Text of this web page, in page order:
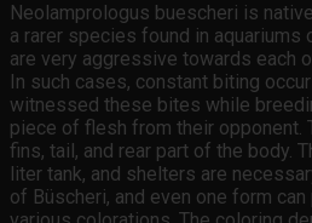
Neolamprologus buescheri is
a rarer species found in
are very aggressive towards each
In such cases, constant biting
witnessed these bites while
piece of flesh from their opponent.
fins, tail, and rear part of the body.
liter tank, and shelters are
of Büscheri, and even one form